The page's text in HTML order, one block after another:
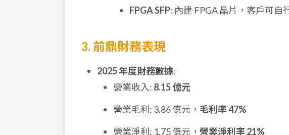
FPGA SFP: 內建 FPGA 晶片，客戶可自
3. 前鼎財務表現
2025 年度財務數據:
營業收入: 8.15 億元
營業毛利: 3.86 億元， 毛利率 47%
營業淨利: 1.75 億元， 營業淨利率 21%